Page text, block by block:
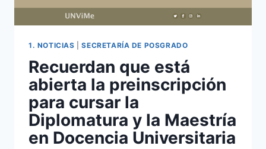
1. NOTICIAS |SECRETARÍA DE POSGRADO
Recuerdan que está
abierta la preinscripción
para cursar la
Diplomatura y la Maestría
en Docencia Universitaria